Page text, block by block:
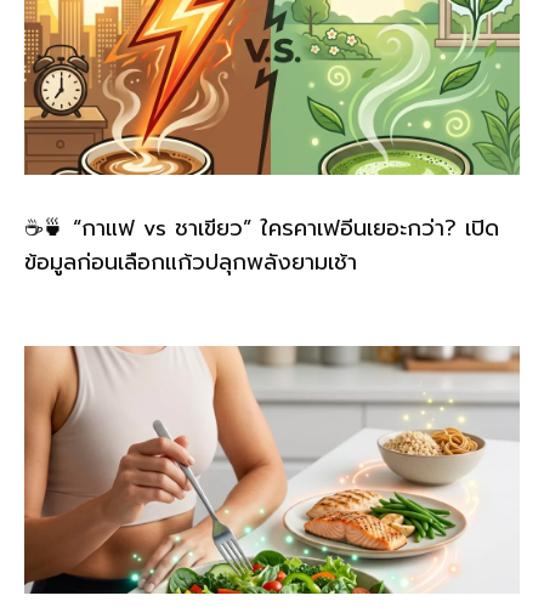
☕🍵 “กาแฟ vs ชาเขียว” ใครคาเฟอีนเยอะกว่า? เปิด
ข้อมูลก่อนเลือกแก้วปลุกพลังยามเช้า